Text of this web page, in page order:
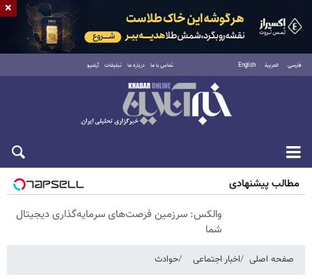
فارسی العربية English تماس با ما درباره ما تبلیغات آرشیو
شنبه ۱۷ مرداد ۱۴۰۵
مطالب پیشنهادی
والکس: سرزمین فرصت‌های سرمایه‌گذاری دیجیتال
شما
صفحه اصلی اخبار اجتماعی حوادث
×